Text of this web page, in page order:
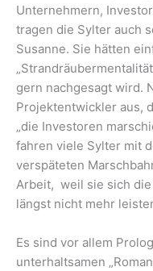
Unternehmern,
tragen die Sylter auch
Susanne. Sie hätten
gern nachgesagt wird.
Projektentwickler aus,
„die Investoren
fahren viele Sylter mit
verspäteten
Arbeit, weil sie sich die
längst nicht mehr
Es sind vor allem
unterhaltsamen